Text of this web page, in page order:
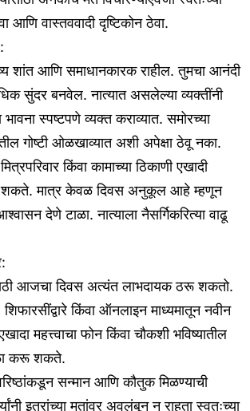
आणि वास्तववादी दृष्टिकोन ठेवा.
आणि समाधानकारक राहील. तुमचा आनंदी
सुंदर बनवेल. नात्यात असलेल्या व्यक्तींनी
भावना स्पष्टपणे व्यक्त कराव्यात. समोरच्या
गोष्टी ओळखाव्यात अशी अपेक्षा ठेवू नका.
किंवा कामाच्या ठिकाणी एखादी
शकते. मात्र केवळ दिवस अनुकूल आहे म्हणून
देणे टाळा. नात्याला नैसर्गिकरित्या वाढू
आजचा दिवस अत्यंत लाभदायक ठरू शकतो.
किंवा ऑनलाइन माध्यमातून नवीन
महत्त्वाचा फोन किंवा चौकशी भविष्यातील
करू शकते.
सन्मान आणि कौतुक मिळण्याची
इतरांच्या मतांवर अवलंबून न राहता स्वतःच्या